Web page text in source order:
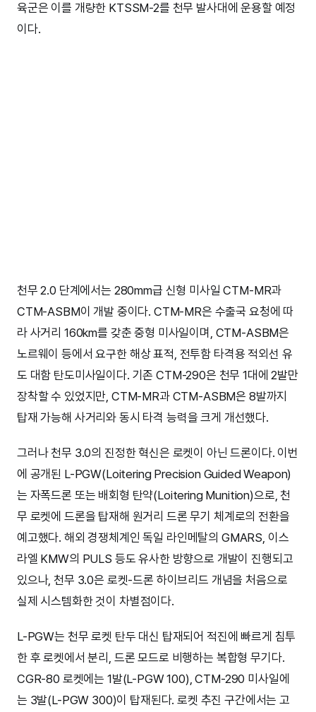
육군은 이를 개량한 KTSSM-2를 천무 발사대에 운용할 예정
이다.
천무 2.0 단계에서는 280mm급 신형 미사일 CTM-MR과
CTM-ASBM이 개발 중이다. CTM-MR은 수출국 요청에 따
라 사거리 160km를 갖춘 중형 미사일이며, CTM-ASBM은
노르웨이 등에서 요구한 해상 표적, 전투함 타격용 적외선 유
도 대함 탄도미사일이다. 기존 CTM-290은 천무 1대에 2발만
장착할 수 있었지만, CTM-MR과 CTM-ASBM은 8발까지
탑재 가능해 사거리와 동시 타격 능력을 크게 개선했다.
그러나 천무 3.0의 진정한 혁신은 로켓이 아닌 드론이다. 이번
에 공개된 L-PGW(Loitering Precision Guided Weapon)
는 자폭드론 또는 배회형 탄약(Loitering Munition)으로, 천
무 로켓에 드론을 탑재해 원거리 드론 무기 체계로의 전환을
예고했다. 해외 경쟁체계인 독일 라인메탈의 GMARS, 이스
라엘 KMW의 PULS 등도 유사한 방향으로 개발이 진행되고
있으나, 천무 3.0은 로켓-드론 하이브리드 개념을 처음으로
실제 시스템화한 것이 차별점이다.
L-PGW는 천무 로켓 탄두 대신 탑재되어 적진에 빠르게 침투
한 후 로켓에서 분리, 드론 모드로 비행하는 복합형 무기다.
CGR-80 로켓에는 1발(L-PGW 100), CTM-290 미사일에
는 3발(L-PGW 300)이 탑재된다. 로켓 추진 구간에서는 고